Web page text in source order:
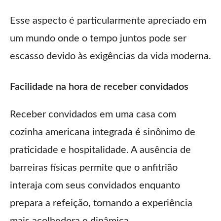
Esse aspecto é particularmente apreciado em
um mundo onde o tempo juntos pode ser
escasso devido às exigências da vida moderna.
Facilidade na hora de receber convidados
Receber convidados em uma casa com
cozinha americana integrada é sinônimo de
praticidade e hospitalidade. A ausência de
barreiras físicas permite que o anfitrião
interaja com seus convidados enquanto
prepara a refeição, tornando a experiência